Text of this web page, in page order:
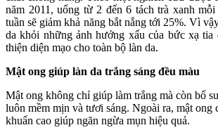
năm 2011, uống từ 2 đến 6 tách trà xanh
tuần sẽ giảm khả năng bắt nắng tới 25%. Vì
da khỏi những ảnh hưởng xấu của bức xạ
thiện diện mạo cho toàn bộ làn da.
Mật ong giúp làn da trắng sáng đều màu
Mật ong không chỉ giúp làm trắng mà còn bổ
luôn mềm mịn và tươi sáng. Ngoài ra, mật ong
khuẩn cao giúp ngăn ngừa mụn hiệu quả.